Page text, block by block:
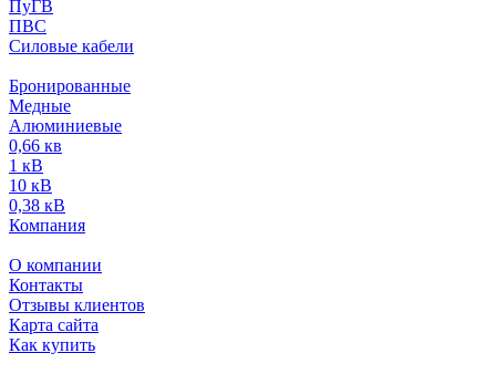
ПуГВ
ПВС
Силовые кабели
Бронированные
Медные
Алюминиевые
0,66 кв
1 кВ
10 кВ
0,38 кВ
Компания
О компании
Контакты
Отзывы клиентов
Карта сайта
Как купить